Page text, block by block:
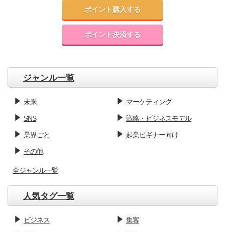
ポイント購入する
ポイント決済する
ジャンル一覧
未来 マーケティング
SNS 戦略・ビジネスモデル
業界ごと 起業ビギナー向け
その他
全ジャンル一覧
人気タグ一覧
ビジネス 集客